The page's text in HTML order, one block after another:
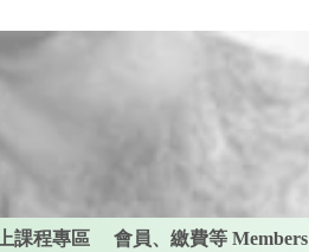
課程專區 會員、繳費等 Members